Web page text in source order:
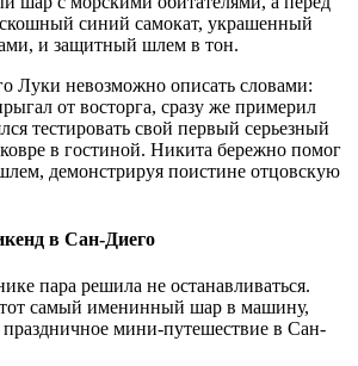
синий самокат, украшенный
и защитный шлем в тон.
Луки невозможно описать словами:
от восторга, сразу же примерил
тестировать свой первый серьезный
в гостиной. Никита бережно помог
демонстрируя поистине отцовскую
в Сан-Диего
пара решила не останавливаться.
тот самый именинный шар в машину,
праздничное мини-путешествие в Сан-